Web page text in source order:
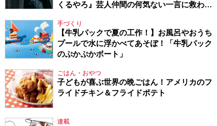
くるやろ』芸人仲間の何気ない一言に救われ
手づくり
【牛乳パックで夏の工作！】お風呂やおうち
プールで水に浮かべてあそぼ！「牛乳パック
のぷかぷかボート」
ごはん・おやつ
子どもが喜ぶ世界の晩ごはん！アメリカのフ
ライドチキン＆フライドポテト
連載